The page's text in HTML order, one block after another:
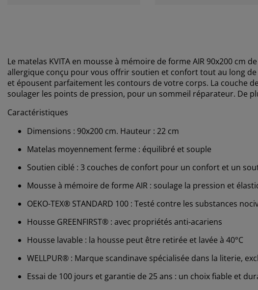
Le matelas KVITA en mousse à mémoire de forme AIR 90x200 cm
allergique conçu pour vous offrir soutien et confort tout au long
et épousent parfaitement les contours de votre corps. La couche
soulager les points de pression, pour un sommeil réparateur. De
Caractéristiques
Dimensions : 90x200 cm. Hauteur : 22 cm
Matelas moyennement ferme : équilibré et souple
Soutien ciblé : 3 couches de confort pour un confort et un
Mousse à mémoire de forme AIR : soulage la pression et
OEKO-TEX® STANDARD 100 : Testé contre les substances
Housse GREENFIRST® : avec propriétés anti-acariens
Housse lavable : la housse peut être retirée et lavée à 40°C
WELLPUR® : Marque scandinave spécialisée dans la literie,
Essai de 100 jours et garantie de 25 ans : un choix fiable et